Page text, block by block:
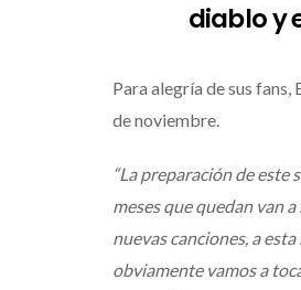
diablo y
Para alegría de sus fans,
de noviembre.
“La preparación de este
meses que quedan van
nuevas canciones, a
obviamente vamos a